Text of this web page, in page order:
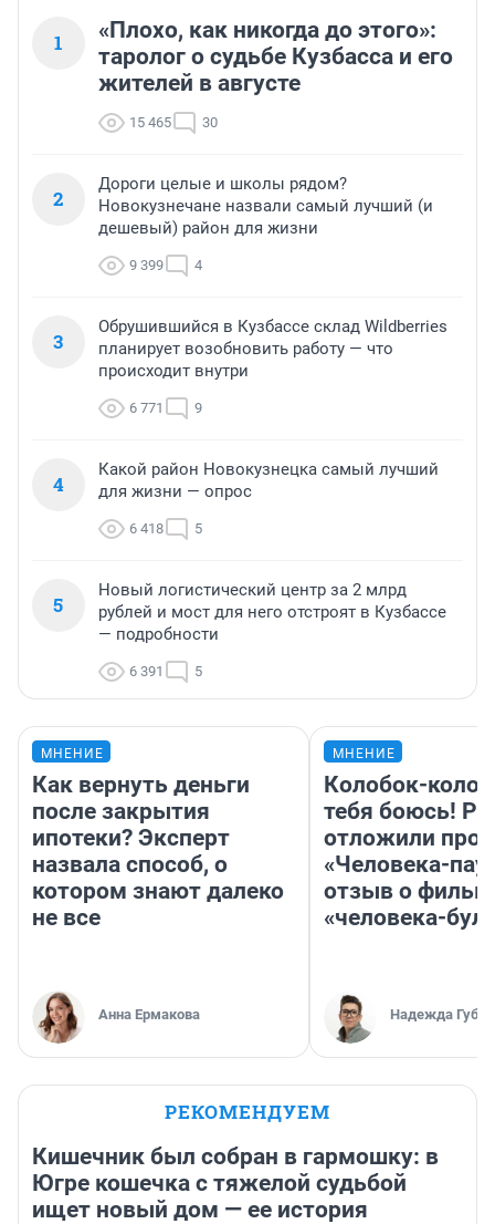
1
«Плохо, как никогда до этого»:
таролог о судьбе Кузбасса и его
жителей в августе
15 465 30
2
Дороги целые и школы рядом?
Новокузнечане назвали самый лучший (и
дешевый) район для жизни
9 399 4
3
Обрушившийся в Кузбассе склад Wildberries
планирует возобновить работу — что
происходит внутри
6 771 9
4
Какой район Новокузнецка самый лучший
для жизни — опрос
6 418 5
5
Новый логистический центр за 2 млрд
рублей и мост для него отстроят в Кузбассе
— подробности
6 391 5
МНЕНИЕ
Как вернуть деньги
после закрытия
ипотеки? Эксперт
назвала способ, о
котором знают далеко
не все
Анна Ермакова
МНЕНИЕ
Колобок-
тебя боюсь!
отложили
«Человека-
отзыв о
«человека-
Надежда
РЕКОМЕНДУЕМ
Кишечник был собран в гармошку: в
Югре кошечка с тяжелой судьбой
ищет новый дом — ее история